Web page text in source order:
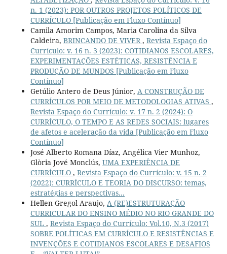
n. 1 (2023): POR OUTROS PROJETOS POLÍTICOS DE
CURRÍCULO [Publicação em Fluxo Contínuo]
Camila Amorim Campos, Maria Carolina da Silva
Caldeira, BRINCANDO DE VIVER , Revista Espaço do
Currículo: v. 16 n. 3 (2023): COTIDIANOS ESCOLARES,
EXPERIMENTAÇÕES ESTÉTICAS, RESISTÊNCIA E
PRODUÇÃO DE MUNDOS [Publicação em Fluxo
Contínuo]
Getúlio Antero de Deus Júnior, A CONSTRUÇÃO DE
CURRÍCULOS POR MEIO DE METODOLOGIAS ATIVAS ,
Revista Espaço do Currículo: v. 17 n. 2 (2024): O
CURRÍCULO, O TEMPO E AS REDES SOCIAIS: lugares
de afetos e aceleração da vida [Publicação em Fluxo
Contínuo]
José Alberto Romana Díaz, Angélica Vier Munhoz,
Glòria Jové Monclús, UMA EXPERIÊNCIA DE
CURRÍCULO , Revista Espaço do Currículo: v. 15 n. 2
(2022): CURRÍCULO E TEORIA DO DISCURSO: temas,
estratégias e perspectivas...
Hellen Gregol Araujo, A (RE)ESTRUTURAÇÃO
CURRICULAR DO ENSINO MÉDIO NO RIO GRANDE DO
SUL , Revista Espaço do Currículo: Vol.10, N.3 (2017)
SOBRE POLÍTICAS EM CURRÍCULO E RESISTÊNCIAS E
INVENÇÕES E COTIDIANOS ESCOLARES E DESAFIOS